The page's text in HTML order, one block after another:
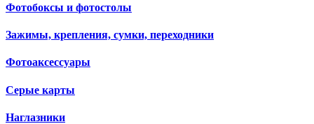
Фотобоксы и фотостолы
Зажимы, крепления, сумки, переходники
Фотоаксессуары
Серые карты
Наглазники